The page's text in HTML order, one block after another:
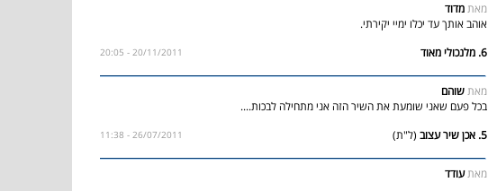
מאתמדוד
אוהב אותך עד יכלו ימיי יקירתי.
6. מלנכולי מאוד
20/11/2011 - 20:05
מאתשוהם
בכל פעם שאני שומעת את השיר הזה אני מתחילה לבכות....
5. אכן שיר עצוב
(ל"ת) 26/07/2011 - 11:38
מאתעודד